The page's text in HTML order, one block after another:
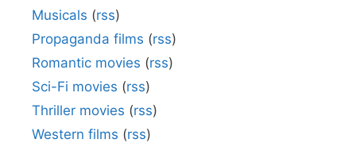
Musicals (rss)
Propaganda films (rss)
Romantic movies (rss)
Sci-Fi movies (rss)
Thriller movies (rss)
Western films (rss)